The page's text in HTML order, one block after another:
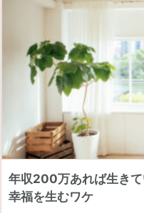
年収200万あれば生き
幸福を生むワケ